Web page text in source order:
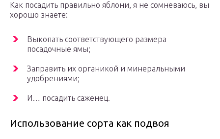
Как посадить правильно яблони, я не сомневаюсь, вы
хорошо знаете:
Выкопать соответствующего размера
посадочные ямы;
Заправить их органикой и минеральными
удобрениями;
И… посадить саженец.
Использование сорта как подвоя